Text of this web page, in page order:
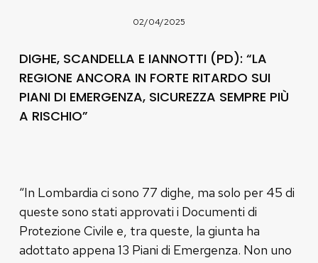
02/04/2025
DIGHE, SCANDELLA E IANNOTTI (PD): “LA
REGIONE ANCORA IN FORTE RITARDO SUI
PIANI DI EMERGENZA, SICUREZZA SEMPRE PIÙ
A RISCHIO”
“In Lombardia ci sono 77 dighe, ma solo per 45 di
queste sono stati approvati i Documenti di
Protezione Civile e, tra queste, la giunta ha
adottato appena 13 Piani di Emergenza. Non uno